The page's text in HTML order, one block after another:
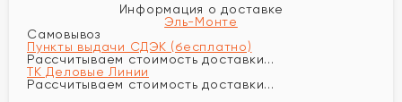
Информация о доставке
Эль-Монте
Самовывоз
Пункты выдачи СДЭК (бесплатно)
Рассчитываем стоимость доставки...
ТК Деловые Линии
Рассчитываем стоимость доставки...